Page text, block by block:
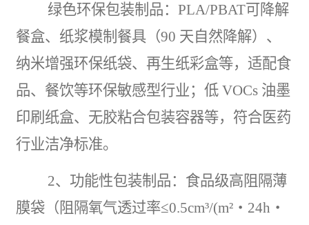
绿色环保包装制品： PLA/PBAT可降解
餐盒、纸浆模制餐具（90 天自然降解）、
纳米增强环保纸袋、再生纸彩盒等，适配食
品、 餐饮等环保敏感型行业；低 VOCs 油墨
印刷 纸盒、无胶粘合包装容器等，符合医药
行业洁净标准。​
2、功能性包装制品：食品级高阻隔薄
膜袋（阻隔氧气透过率≤0.5cm³/(m²・24h・